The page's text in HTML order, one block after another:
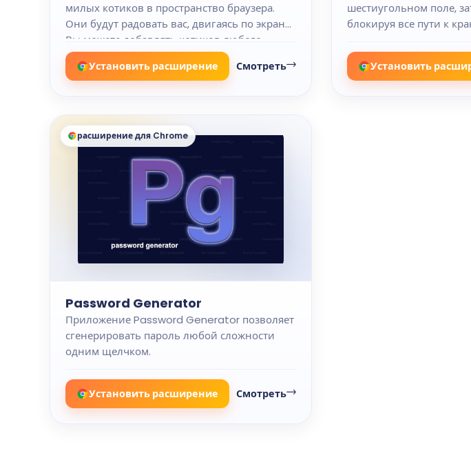
милых котиков в пространство браузера.
Они будут радовать вас, двигаясь по экрану.
Вы можете добавлять котиков любого
размера.
Установить расширение Смотреть
шестиугольном поле,
блокируя все пути к
Установить
расширение для Chrome
Password Generator
Приложение Password Generator позволяет
сгенерировать пароль любой сложности
одним щелчком.
Установить расширение Смотреть